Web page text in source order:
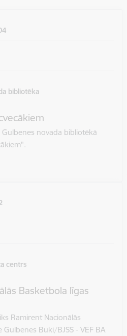
bibliotēka
novada bibliotēkā
centrs
Basketbola līgas
Ramirent Nacionālās
Buki/BJSS - VEF BA